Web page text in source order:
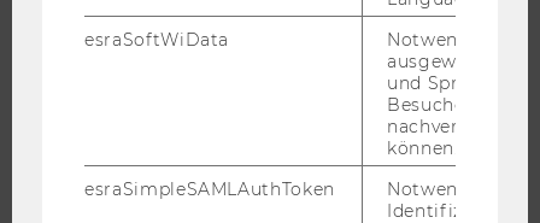
UNIVERSITÄT
WIRTSCHAFT UND GESELLSCHAFT
CAMPUS
esraSoftWiData
Notwendig um
ausgewählte
und
Besuchers
nachverfolgen
können.
esraSimpleSAMLAuthToken
Notwendig zur
Identifizierung